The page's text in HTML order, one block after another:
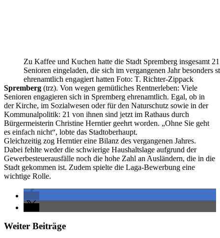
Zu Kaffee und Kuchen hatte die Stadt Spremberg insgesamt 21
Senioren eingeladen, die sich im vergangenen Jahr besonders
ehrenamtlich engagiert hatten Foto: T. Richter-Zippack
Spremberg (trz). Von wegen gemütliches Rentnerleben: Viele
Senioren engagieren sich in Spremberg ehrenamtlich. Egal, ob in
der Kirche, im Sozialwesen oder für den Naturschutz sowie in der
Kommunalpolitik: 21 von ihnen sind jetzt im Rathaus durch
Bürgermeisterin Christine Herntier geehrt worden. „Ohne Sie geht
es einfach nicht“, lobte das Stadtoberhaupt.
Gleichzeitig zog Herntier eine Bilanz des vergangenen Jahres.
Dabei fehlte weder die schwierige Haushaltslage aufgrund der
Gewerbesteuerausfälle noch die hohe Zahl an Ausländern, die in die
Stadt gekommen ist. Zudem spielte die Laga-Bewerbung eine
wichtige Rolle.
Weiter Beiträge